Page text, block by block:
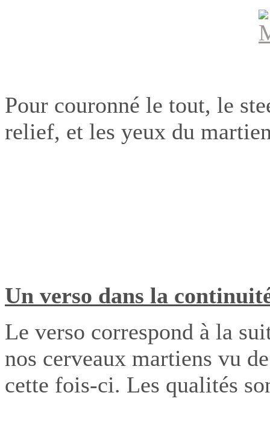
Pour couronné le tout, le
relief, et les yeux du
Un verso dans la
Le verso correspond à la
nos cerveaux martiens vu
cette fois-ci. Les qualités